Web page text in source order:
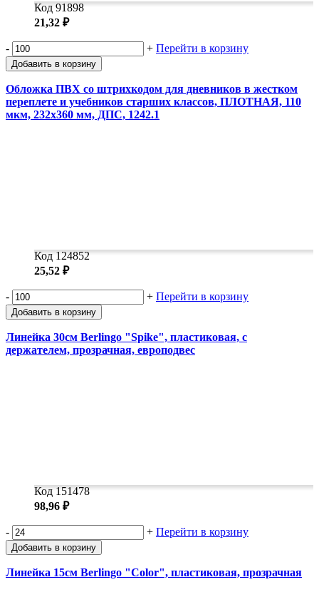
Код 91898
21,32 ₽
- + Перейти в корзину
Добавить в корзину
Обложка ПВХ со штрихкодом для дневников в жестком
переплете и учебников старших классов, ПЛОТНАЯ, 110
мкм, 232х360 мм, ДПС, 1242.1
Код 124852
25,52 ₽
- + Перейти в корзину
Добавить в корзину
Линейка 30см Berlingo "Spike", пластиковая, с
держателем, прозрачная, европодвес
Код 151478
98,96 ₽
- + Перейти в корзину
Добавить в корзину
Линейка 15см Berlingo "Color", пластиковая, прозрачная